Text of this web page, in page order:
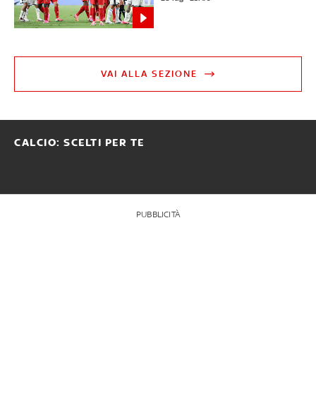
VAI ALLA SEZIONE
CALCIO: SCELTI PER TE
PUBBLICITÀ